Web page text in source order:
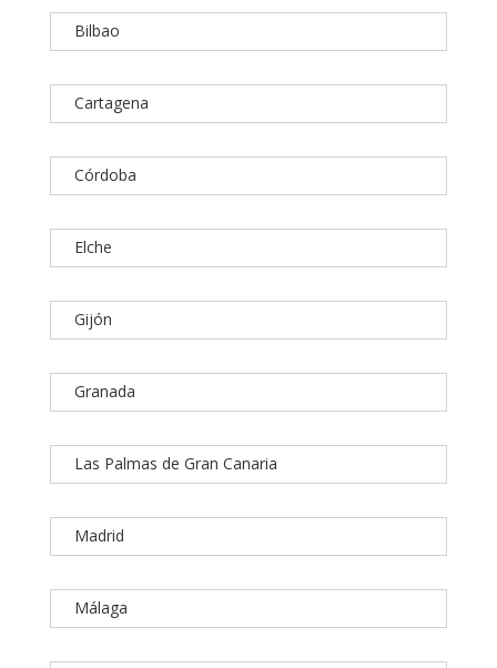
Bilbao
Cartagena
Córdoba
Elche
Gijón
Granada
Las Palmas de Gran Canaria
Madrid
Málaga